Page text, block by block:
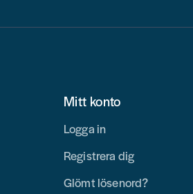
Mitt konto
Logga in
Registrera dig
Glömt lösenord?